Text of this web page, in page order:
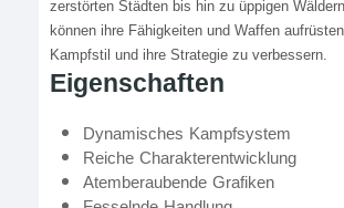
zerstörten Städten bis hin zu üppigen
können ihre Fähigkeiten und Waffen
Kampfstil und ihre Strategie zu verbessern.
Eigenschaften
Dynamisches Kampfsystem
Reiche Charakterentwicklung
Atemberaubende Grafiken